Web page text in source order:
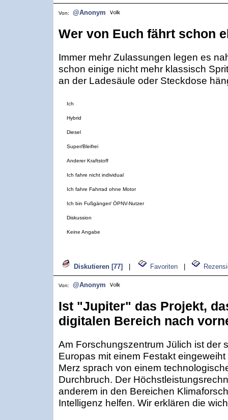
Von: @Anonym
Wer von Euch fährt schon
Immer mehr Zulassungen legen es
schon einige nicht mehr klassisch
an der Ladesäule oder Steckdose
Ich
Hybrid
Diesel
Super/Bleifrei
Anderer Kraftstoff
Ich fahre nicht individual
Ich fahre Fahrrad ohne Motor
Ich bin Fußgänger/ ÖPNV-Nutzer
Diskussion
Keine Angabe
Diskutieren [77] Favoriten
Von: @Anonym
Ist "Jupiter" das Projekt,
digitalen Bereich nach
Am Forschungszentrum Jülich ist der
Europas mit einem Festakt
Merz sprach von einem
Durchbruch. Der
anderem in den Bereichen
Intelligenz helfen. Wir erklären die